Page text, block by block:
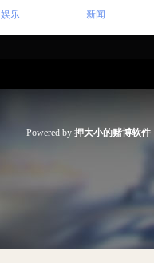
娱乐 新闻
Powered by 押大小的赌博软